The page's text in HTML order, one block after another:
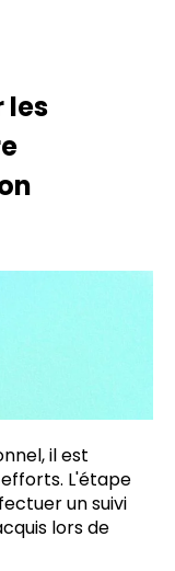
les
il est
L'étape
un suivi
lors de